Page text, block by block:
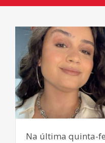
Na última quinta-